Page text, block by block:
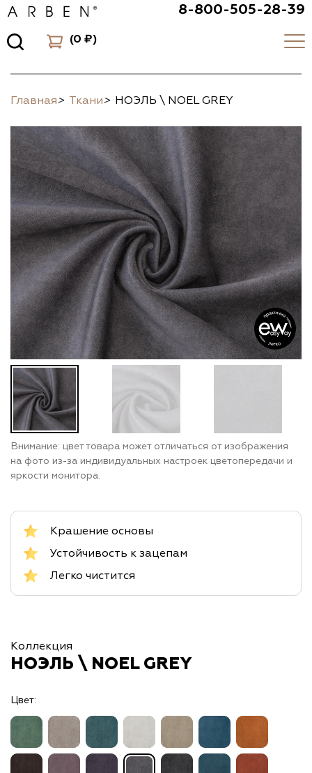
8-800-505-28-39
(0 ₽)
Главная> Ткани> НОЭЛЬ \ NOEL GREY
Внимание: цвет товара может отличаться от изображения
на фото из-за индивидуальных настроек цветопередачи и
яркости монитора.
Крашение основы
Устойчивость к зацепам
Легко чистится
Коллекция
НОЭЛЬ \ NOEL GREY
Цвет: